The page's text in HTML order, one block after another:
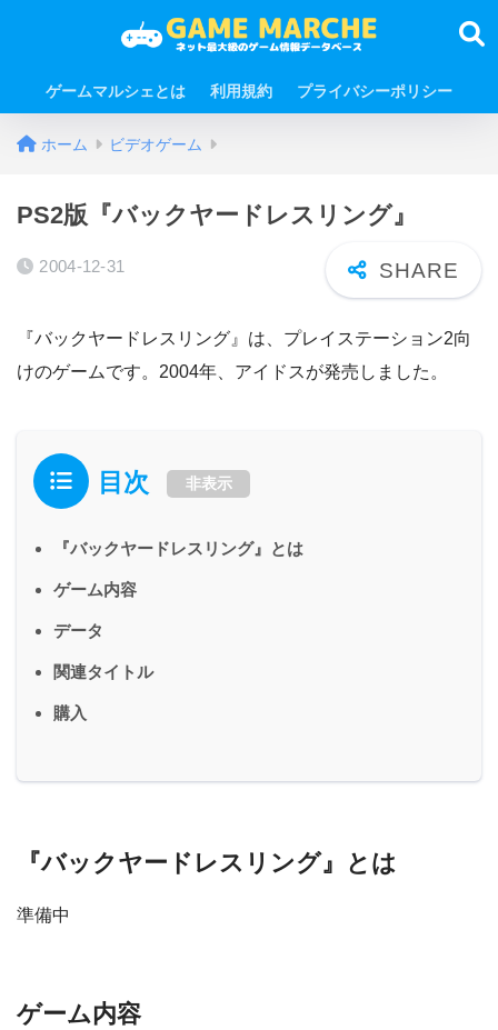
ゲームマルシェとは 利用規約 プライバシーポリシー
ホーム ビデオゲーム
PS2版『バックヤードレスリング』
2004-12-31
『バックヤードレスリング』は、プレイステーション2向
けのゲームです。2004年、アイドスが発売しました。
目次 非表示
『バックヤードレスリング』とは
ゲーム内容
データ
関連タイトル
購入
『バックヤードレスリング』とは
準備中
ゲーム内容